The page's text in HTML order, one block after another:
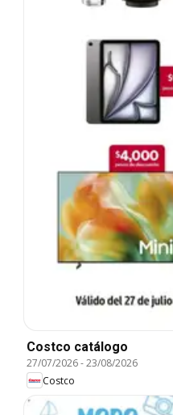
Costco catálogo
27/07/2026-23/08/2026
Costco